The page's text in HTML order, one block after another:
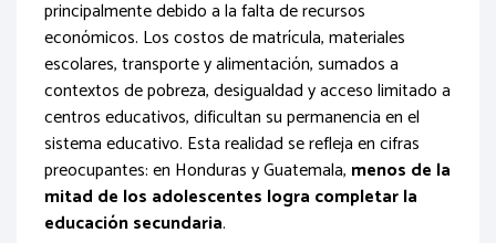
principalmente debido a la falta de recursos
económicos. Los costos de matrícula, materiales
escolares, transporte y alimentación, sumados a
contextos de pobreza, desigualdad y acceso limitado a
centros educativos, dificultan su permanencia en el
sistema educativo. Esta realidad se refleja en cifras
preocupantes: en Honduras y Guatemala, menos de la
mitad de los adolescentes logra completar la
educación secundaria.